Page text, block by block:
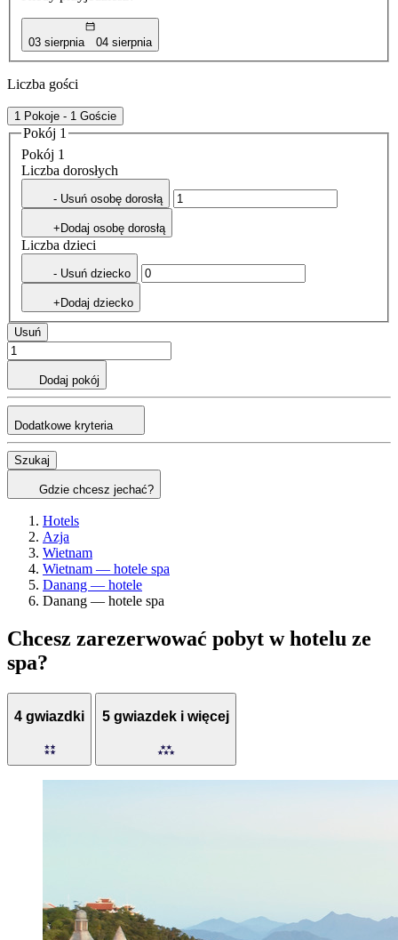
03 sierpnia 04 sierpnia
Liczba gości
1 Pokoje - 1 Goście
Pokój 1
Pokój 1
Liczba dorosłych
- Usuń osobę dorosłą
+Dodaj osobę dorosłą
Liczba dzieci
- Usuń dziecko
+Dodaj dziecko
Usuń
Dodaj pokój
Dodatkowe kryteria
Szukaj
Gdzie chcesz jechać?
Hotels
Azja
Wietnam
Wietnam — hotele spa
Danang — hotele
Danang — hotele spa
Chcesz zarezerwować pobyt w hotelu ze
spa?
4 gwiazdki 5 gwiazdek i więcej